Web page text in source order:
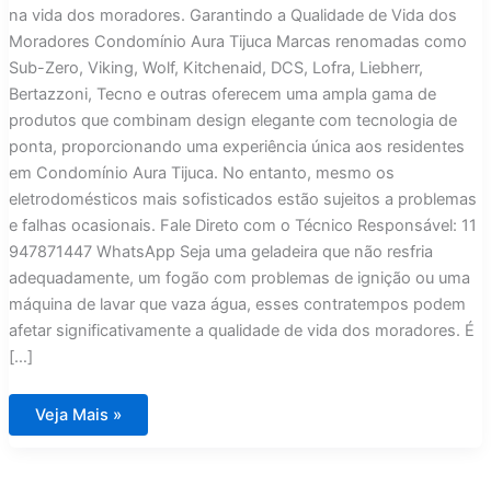
na vida dos moradores. Garantindo a Qualidade de Vida dos
Moradores Condomínio Aura Tijuca Marcas renomadas como
Sub-Zero, Viking, Wolf, Kitchenaid, DCS, Lofra, Liebherr,
Bertazzoni, Tecno e outras oferecem uma ampla gama de
produtos que combinam design elegante com tecnologia de
ponta, proporcionando uma experiência única aos residentes
em Condomínio Aura Tijuca. No entanto, mesmo os
eletrodomésticos mais sofisticados estão sujeitos a problemas
e falhas ocasionais. Fale Direto com o Técnico Responsável: 11
947871447 WhatsApp Seja uma geladeira que não resfria
adequadamente, um fogão com problemas de ignição ou uma
máquina de lavar que vaza água, esses contratempos podem
afetar significativamente a qualidade de vida dos moradores. É
[…]
Conserto
Veja Mais »